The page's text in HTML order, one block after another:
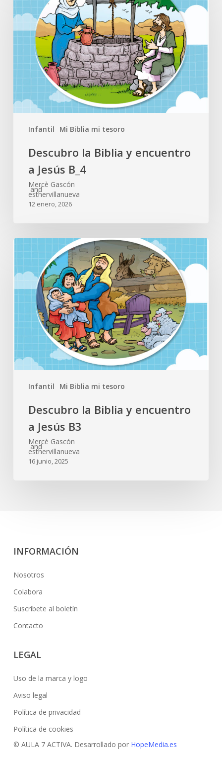
Infantil Mi Biblia mi tesoro
Descubro la Biblia y encuentro
a Jesús B_4
Mercè Gascón
and
esthervillanueva
12 enero, 2026
Infantil Mi Biblia mi tesoro
Descubro la Biblia y encuentro
a Jesús B3
Mercè Gascón
and
esthervillanueva
16 junio, 2025
INFORMACIÓN
Nosotros
Colabora
Suscríbete al boletín
Contacto
LEGAL
Uso de la marca y logo
Aviso legal
Política de privacidad
Política de cookies
© AULA 7 ACTIVA. Desarrollado por HopeMedia.es